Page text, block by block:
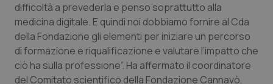
Sicilia
Toscana
Neuroscienze & patologie neurodegenerative
Obesità
difficoltà a prevederla e penso soprattutto alla
medicina digitale. E quindi noi dobbiamo fornire al Cda
della Fondazione gli elementi per iniziare un percorso
di formazione e riqualificazione e valutare l’impatto che
ciò ha sulla professione”. Ha affermato il coordinatore
del Comitato scientifico della Fondazione Cannavò,